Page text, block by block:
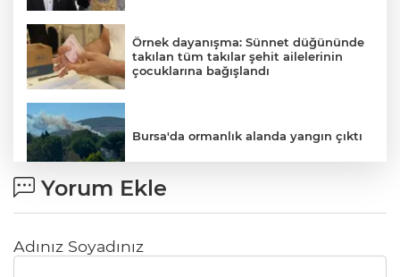
Örnek dayanışma: Sünnet düğününde
takılan tüm takılar şehit ailelerinin
çocuklarına bağışlandı
Bursa'da ormanlık alanda yangın çıktı
Yorum Ekle
Adınız Soyadınız